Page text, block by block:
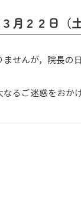
月２２日（
せんが，院長の
なるご迷惑をおか